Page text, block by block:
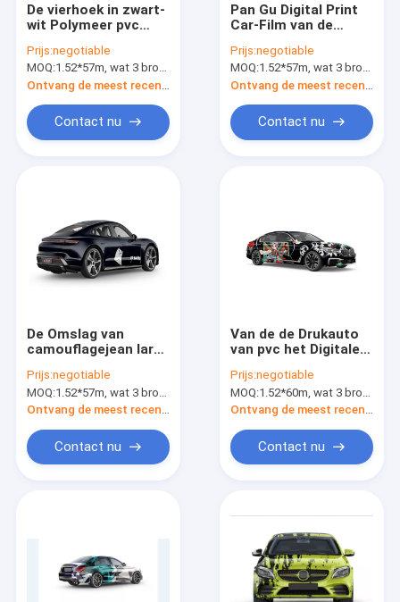
Ongeveer ons
De vierhoek in zwart-
wit Polymeer pvc
van de Autoomslag
90micron 110micron
Prijs:negotiable
MOQ:1.52*57m, wat 3 broodjes van 1.52*19m betekent
Contact nu
Pan Gu Digital Print
Car-Film van de
160g Glanzende
Raceauto
Prijs:negotiable
MOQ:1.52*57m, wat 3 broodjes van 1.52*19m betekent
Contact nu
De Omslag van
camouflagejean large
Raceauto 60micron
80micron
Prijs:negotiable
MOQ:1.52*57m, wat 3 broodjes van 1.52*19m betekent
Ontvang de meest recente Prijs
Contact nu
Van de de Drukauto
van pvc het Digitale
Vinylbroodje
Materiaal van de het
Voertuigomslag
Prijs:negotiable
MOQ:1.52*60m, wat 3 broodjes van 1.52*20m betekent
Ontvang de meest recente Prijs
Contact nu